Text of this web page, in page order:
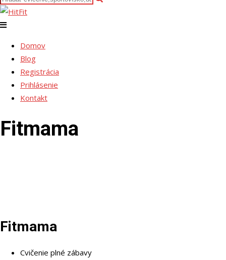
Domov
Blog
Registrácia
Prihlásenie
Kontakt
Fitmama
Fitmama
Cvičenie plné zábavy